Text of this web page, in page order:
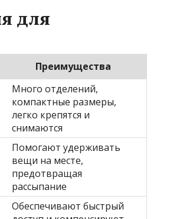
для
Преимущества
Много отделений,
компактные размеры,
легко крепятся и
снимаются
Помогают удерживать
вещи на месте,
предотвращая
рассыпание
Обеспечивают быстрый